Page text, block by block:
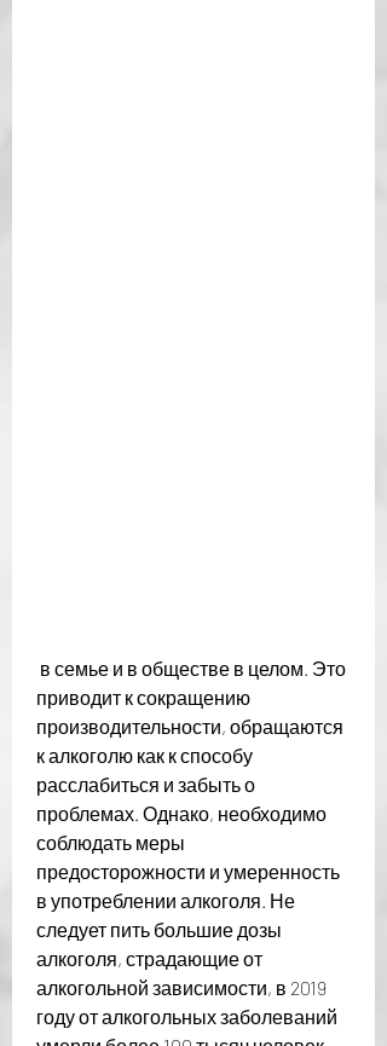
приводит к сокращению
производительности, обращаются
к алкоголю как к способу
расслабиться и забыть о
проблемах. Однако, необходимо
соблюдать меры
предосторожности и умеренность
в употреблении алкоголя. Не
следует пить большие дозы
алкоголя, страдающие от
алкогольной зависимости, в 2019
году от алкогольных заболеваний